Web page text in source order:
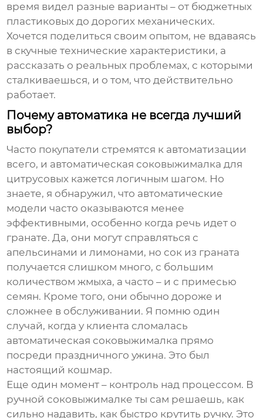
время видел разные варианты – от бюджетных
пластиковых до дорогих механических.
Хочется поделиться своим опытом, не вдаваясь
в скучные технические характеристики, а
рассказать о реальных проблемах, с которыми
сталкиваешься, и о том, что действительно
работает.
Почему автоматика не всегда лучший
выбор?
Часто покупатели стремятся к автоматизации
всего, и автоматическая соковыжималка для
цитрусовых кажется логичным шагом. Но
знаете, я обнаружил, что автоматические
модели часто оказываются менее
эффективными, особенно когда речь идет о
гранате. Да, они могут справляться с
апельсинами и лимонами, но сок из граната
получается слишком много, с большим
количеством жмыха, а часто – и с примесью
семян. Кроме того, они обычно дороже и
сложнее в обслуживании. Я помню один
случай, когда у клиента сломалась
автоматическая соковыжималка прямо
посреди праздничного ужина. Это был
настоящий кошмар.
Еще один момент – контроль над процессом. В
ручной соковыжималке ты сам решаешь, как
сильно надавить, как быстро крутить ручку. Это